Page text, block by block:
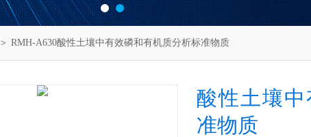
＞ RMH-A630酸性土壤中有效磷和有机质分析标准物质
酸性土壤
准物质